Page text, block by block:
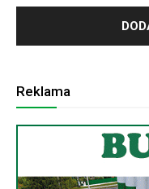
Reklama